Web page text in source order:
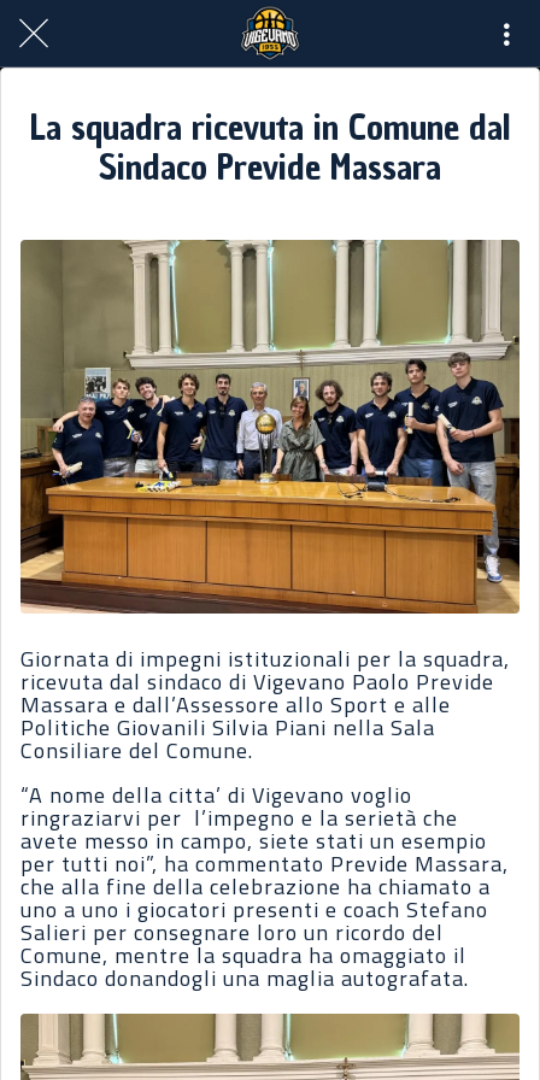
La squadra ricevuta in Comune dal
Sindaco Previde Massara
Giornata di impegni istituzionali per la squadra,
ricevuta dal sindaco di Vigevano Paolo Previde
Massara e dall’Assessore allo Sport e alle
Politiche Giovanili Silvia Piani nella Sala
Consiliare del Comune.
“A nome della citta’ di Vigevano voglio
ringraziarvi per l’impegno e la serietà che
avete messo in campo, siete stati un esempio
per tutti noi”, ha commentato Previde Massara,
che alla fine della celebrazione ha chiamato a
uno a uno i giocatori presenti e coach Stefano
Salieri per consegnare loro un ricordo del
Comune, mentre la squadra ha omaggiato il
Sindaco donandogli una maglia autografata.